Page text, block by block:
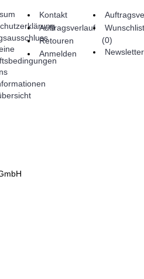
Kontakt
Auftragsverlauf
Retouren
Anmelden
(0)
Newsletter